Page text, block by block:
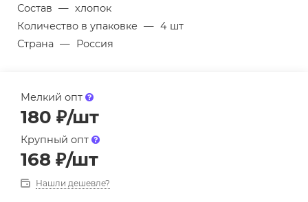
Состав — хлопок
Количество в упаковке — 4 шт
Страна — Россия
Мелкий опт
180 ₽/шт
Крупный опт
168 ₽/шт
Нашли дешевле?